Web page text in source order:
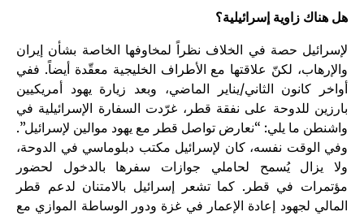
هل هناك زاوية إسرائيلية؟
لإسرائيل حصة في الخلاف نظراً لمخاوفها الخاصة بشأن إيران
والإرهاب، لكنّ علاقتها مع الأطراف الخليجية معقّدة أيضاً. ففي
أواخر كانون الثاني/يناير الماضي، وبعد زيارة يهود أمريكيين
بارزين للدوحة على نفقة قطر، غرّدت السفارة الإسرائيلية في
واشنطن ما يلي: “نعارض تواصل قطر مع يهود موالين لإسرائيل”.
وفي الوقت نفسه، كان لإسرائيل مكتب دبلوماسي في الدوحة،
ولا يزال يُسمح لحاملي جوازات سفرها بالدخول لحضور
مؤتمرات في قطر. كما تشعر إسرائيل بالامتنان لدعم قطر
المالي لجهود إعادة الإعمار في غزة ودور الوساطة الموازي مع